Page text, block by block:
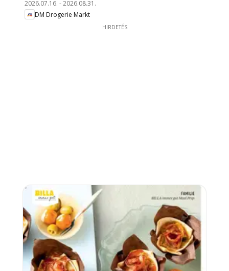
2026.07.16. -2026.08.31.
DM Drogerie Markt
HIRDETÉS